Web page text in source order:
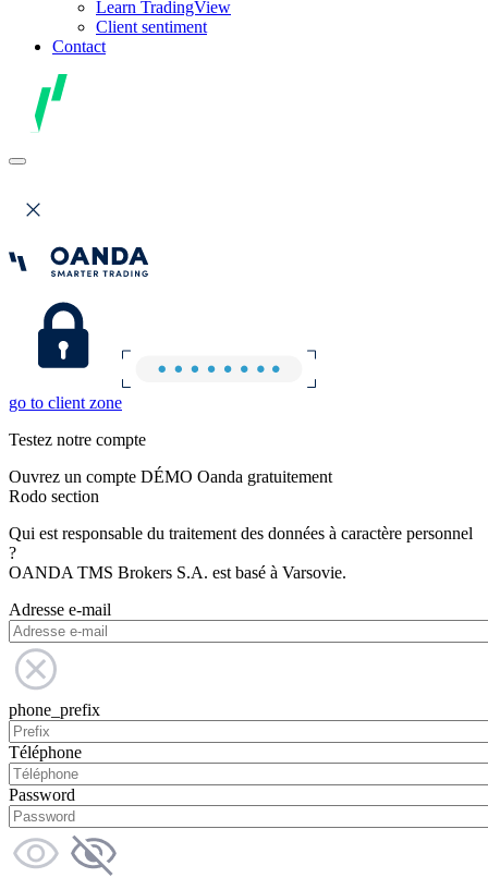
Learn TradingView
Client sentiment
Contact
go to client zone
Testez notre compte
Ouvrez un compte DÉMO Oanda gratuitement
Rodo section
Qui est responsable du traitement des données à caractère personnel
?
OANDA TMS Brokers S.A. est basé à Varsovie.
Adresse e-mail
phone_prefix
Téléphone
Password